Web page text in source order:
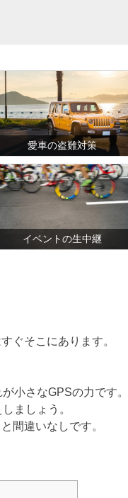
愛車の盗難対策
イベントの生中継
ぐそこにあります。
小さなGPSの力です。
ましょう。
間違いなしです。